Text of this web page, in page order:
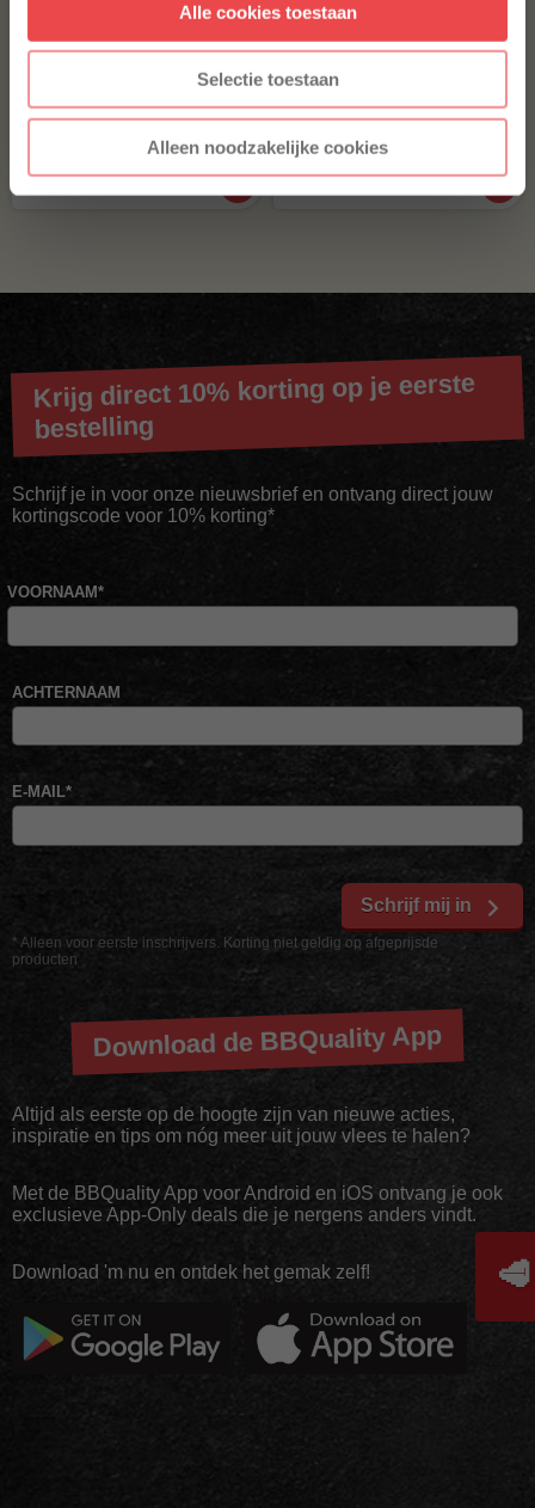
Alle cookies toestaan
Selectie toestaan
Alleen noodzakelijke cookies
Butcher paper 40 x 60
BBQuality eikenhouten
* Alleen voor nieuwe inschrijvers, korting niet geldig op reeds
afgeprijsde producten.
Krijg direct 10% korting op je eerste
bestelling
Schrijf je in voor onze nieuwsbrief en ontvang direct jouw
kortingscode voor 10% korting*
* Alleen voor eerste inschrijvers. Korting niet geldig op afgeprijsde
producten
VOORNAAM*
ACHTERNAAM
E-MAIL*
Schrijf mij in
Download de BBQuality App
Altijd als eerste op de hoogte zijn van nieuwe acties,
inspiratie en tips om nóg meer uit jouw vlees te halen?
Met de BBQuality App voor Android en iOS ontvang je ook
exclusieve App-Only deals die je nergens anders vindt.
Download 'm nu en ontdek het gemak zelf! 🥩